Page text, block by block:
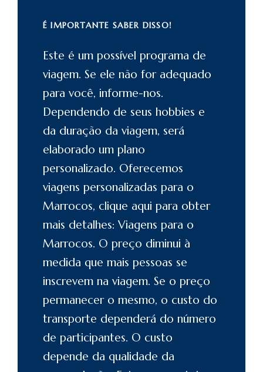
É IMPORTANTE SABER DISSO!
Este é um possível programa de
viagem. Se ele não for adequado
para você, informe-nos.
Dependendo de seus hobbies e
da duração da viagem, será
elaborado um plano
personalizado. Oferecemos
viagens personalizadas para o
Marrocos, clique aqui para obter
mais detalhes: Viagens para o
Marrocos. O preço diminui à
medida que mais pessoas se
inscrevem na viagem. Se o preço
permanecer o mesmo, o custo do
transporte dependerá do número
de participantes. O custo
depende da qualidade da